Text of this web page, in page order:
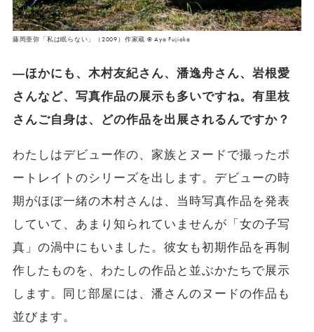
藤岡亜弥「私は眠らない」（2009）作家蔵 © Aya Fujioka
―ほかにも、木村友紀さん、潘逸舟さん、岩根愛
さんなど、写真作品の展示も多いですね。有里枝
さんご自身は、どの作品を出展されるんですか？
わたしはデビュー作の、家族とヌードで撮ったポ
ートレイトのシリーズを出します。デビューの時
期がほぼ一緒の木村さんは、当時写真作品を発表
していて、あまり知られていませんが「女の子写
真」の渦中にもいました。彼女も初期作品を再制
作したものを、わたしの作品と並ぶかたちで展示
します。同じ部屋には、潘さんのヌードの作品も
並びます。